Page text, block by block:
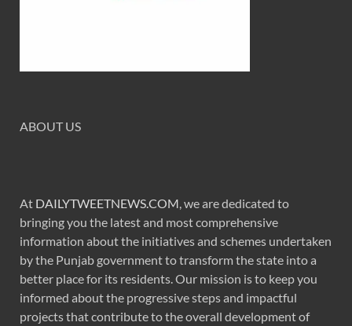
ABOUT US
At DAILYTWEETNEWS.COM, we are dedicated to
bringing you the latest and most comprehensive
information about the initiatives and schemes undertaken
by the Punjab government to transform the state into a
better place for its residents. Our mission is to keep you
informed about the progressive steps and impactful
projects that contribute to the overall development of